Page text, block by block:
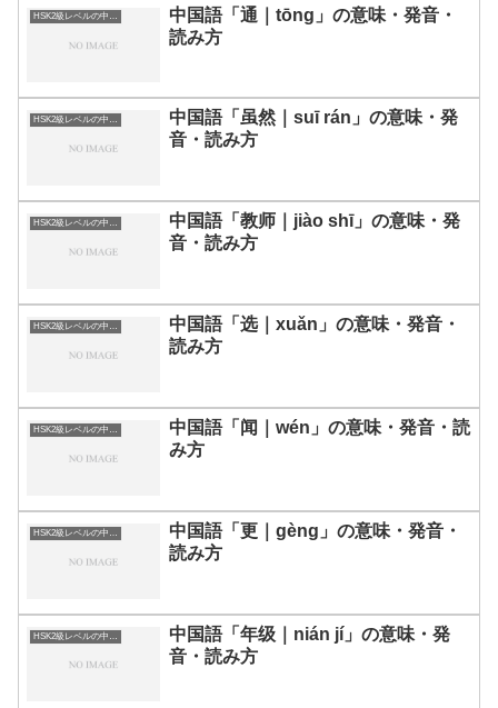
HSK2級レベルの中国語
中国語「通｜tōng」の意味・発音・
読み方
HSK2級レベルの中国語
中国語「虽然｜suī rán」の意味・発
音・読み方
HSK2級レベルの中国語
中国語「教师｜jiào shī」の意味・発
音・読み方
HSK2級レベルの中国語
中国語「选｜xuǎn」の意味・発音・
読み方
HSK2級レベルの中国語
中国語「闻｜wén」の意味・発音・読
み方
HSK2級レベルの中国語
中国語「更｜gèng」の意味・発音・
読み方
中国語「年级｜nián jí」の意味・発
音・読み方